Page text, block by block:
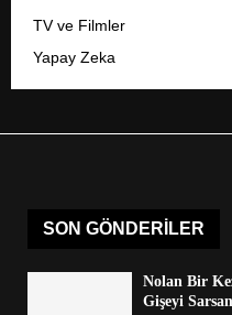
TV ve Filmler
Yapay Zeka
SON GÖNDERILER
Nolan Bir
Gişeyi